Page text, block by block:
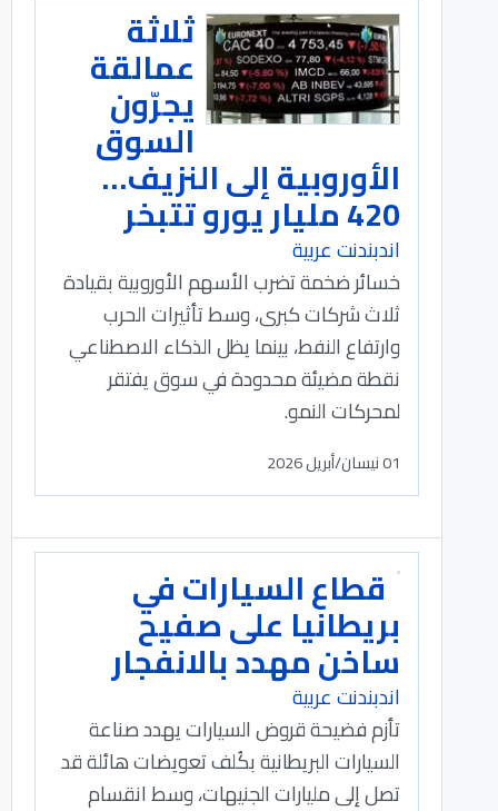
ثلاثة
عمالقة
يجرّون
السوق
الأوروبية إلى النزيف…
420 مليار يورو تتبخر
اندبندنت عربية
خسائر ضخمة تضرب الأسهم الأوروبية بقيادة
ثلاث شركات كبرى، وسط تأثيرات الحرب
وارتفاع النفط، بينما يظل الذكاء الاصطناعي
نقطة مضيئة محدودة في سوق يفتقر
لمحركات النمو.
01 نيسان/أبريل 2026
قطاع السيارات في
بريطانيا على صفيح
ساخن مهدد بالانفجار
اندبندنت عربية
تأزم فضيحة قروض السيارات يهدد صناعة
السيارات البريطانية بكُلف تعويضات هائلة قد
تصل إلى مليارات الجنيهات، وسط انقسام